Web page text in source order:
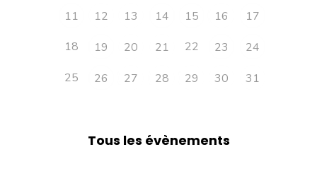
11
12 13 14 15 16
17
18
19 20 21 22 23
24
25
26 27 28 29 30 31
Tous les évènements